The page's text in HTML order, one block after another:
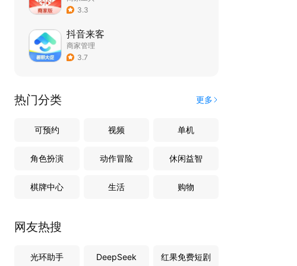
3.3
抖音来客
商家管理
3.7
热门分类 更多
可预约 视频 单机
角色扮演 动作冒险 休闲益智
棋牌中心 生活 购物
网友热搜
光环助手 DeepSeek 红果免费短剧